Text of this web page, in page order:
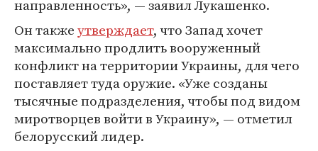
направленность», — заявил Лукашенко.
Он такжеутверждает, что Запад хочет
максимально продлить вооруженный
конфликт на территории Украины, для чего
поставляет туда оружие. «Уже созданы
тысячные подразделения, чтобы под видом
миротворцев войти в Украину», — отметил
белорусский лидер.